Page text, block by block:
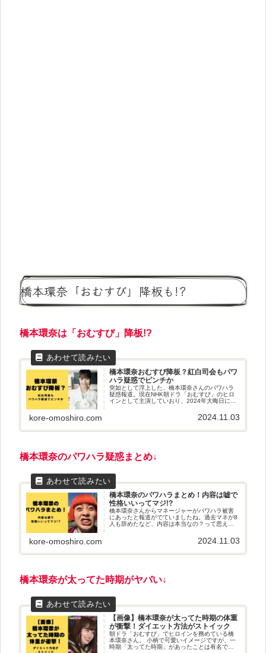
橋本環奈「おむすび」降板も!?
橋本環奈は「おむすび」降板!?
橋本環奈おむすび降板？紅白司会もパワ
ハラ疑惑でピンチか
突如として浮上した、橋本環奈さんのパワハラ
疑惑報道。現在NHK朝ドラ「おむすび」のヒロ
インとして主演していおり、2024年大晦日には
疑惑でおむすびの降板危機も噂されているよう
kore-omoshiro.com 2024.11.03
橋本環奈のパワハラ疑惑まとめ↓
橋本環奈のパワハラまとめ！内容は嘘で
性格いいってマジ!?
橋本環奈さんからマネージャーがパワハラ被害
にあったと報道がでていましたね。過去マネが8
人も辞めたなど、内容は本当なの？って思えち
の中身まとめや、実はパワハラ内容は嘘だっ
た？「性格がいい」と言われてい...
kore-omoshiro.com 2024.11.03
橋本環奈が太ってた時期がヤバい↓
【画像】橋本環奈が太ってた時期の体重
が衝撃！ダイエット方法がストイック
朝ドラ「おむすび」でヒロインを務めている橋
本環奈さん。 小柄で可愛いイメージですが、一
時期「太ってた時期」があったことは有名で